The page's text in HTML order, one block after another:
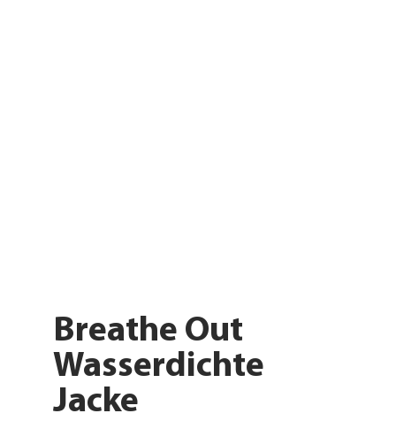
Breathe Out
Wasserdichte
Jacke